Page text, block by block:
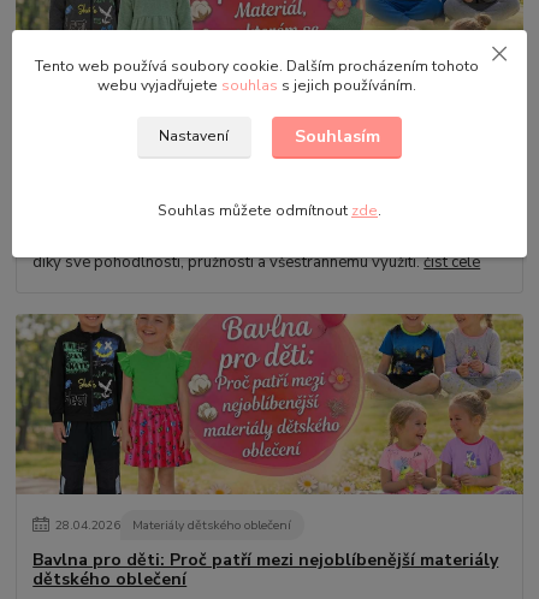
díky své pohodlnosti, pružnosti a všestrannému využití.číst celé
28.04.2026 Materiály dětského oblečení
Bavlna pro děti: Proč patří mezi nejoblíbenější materiály
dětského oblečení
Tento web používá soubory cookie. Dalším procházením tohoto
webu vyjadřujete souhlas s jejich používáním.
Nastavení Souhlasím
Souhlas můžete odmítnout zde.